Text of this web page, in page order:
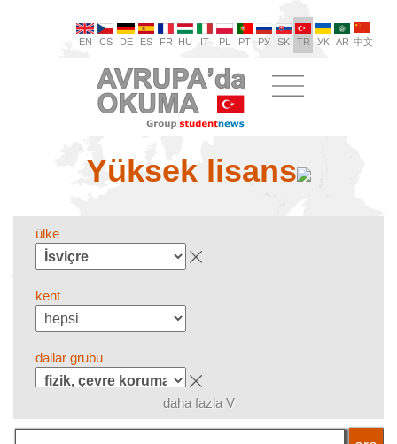
EN CS DE ES FR HU IT PL PT РУ SK TR УК AR 中文
Yüksek lisans
ülke
kent
dallar grubu
dil
daha fazla V